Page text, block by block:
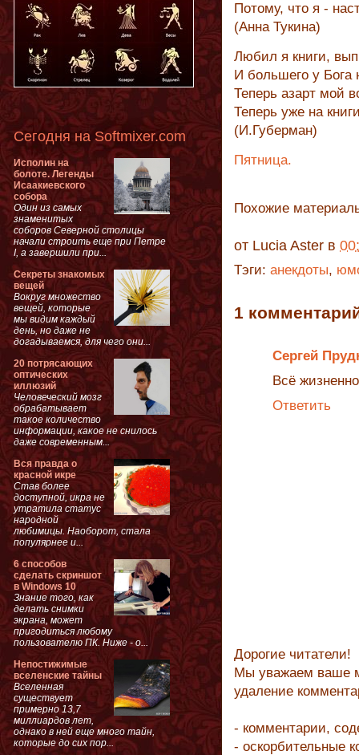
Потому, что я -
(Анна Тукина)
Любил я книги,
И большего у Бога
Теперь азарт мой
Теперь уже на
(И.Губерман)
Пятница.
Похожие
от Lucia Aster в
Тэги: анекдоты,
1
Сергей
Всё
Ответить
Дорогие читатели!
Мы уважаем ваше
удаление
- комментарии,
- оскорбительные
Сегодня на Softmixer.com
Исполин на
болоте. Легенды
Исаакиевского
собора
Один из самых
знаменитых
соборов Северной столицы
начали строить еще при Петре
I, а завершили при...
Секреты знакомых
вещей
Вокруг множество
вещей, которые
мы видим каждый
день, но даже не
догадываемся, для чего они...
20 потрясающих
оптических
иллюзий
Человеческий мозг
обрабатывает
такое количество
информации, какое не снилось
даже современным...
Вся правда о
красной икре
Став более
доступной, икра не
утратила статус
народной
любимицы. Наоборот, стала
популярнее и...
6 способов
сделать скриншот
в Windows 10
Знание того, как
делать снимки
экрана, может
пригодиться любому
пользователю ПК. Ниже - о...
Непостижимые
вселенские тайны
Вселенная
существует
примерно 13,7
миллиардов лет,
однако в ней еще много тайн,
которые до сих пор...